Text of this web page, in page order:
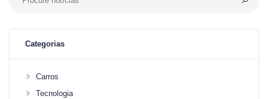
Categorias
Carros
Tecnologia